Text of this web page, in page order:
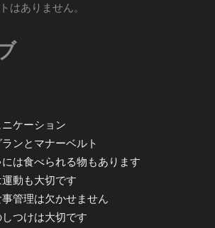
はありません。
ケーション
ンとマナーベルト
は食べられる物もあります
動も大切です
管理は欠かせません
つけは大切です